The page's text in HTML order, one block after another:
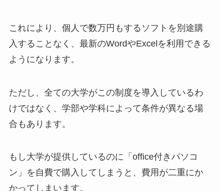
これにより、個人で数万円もするソフトを別途購
入することなく、最新のWordやExcelを利用できる
ようになります。
ただし、全ての大学がこの制度を導入しているわ
けではなく、学部や学科によって条件が異なる場
合もあります。
もし大学が提供しているのに「office付きパソコ
ン」を自費で購入してしまうと、費用が二重にか
かってしまいます。